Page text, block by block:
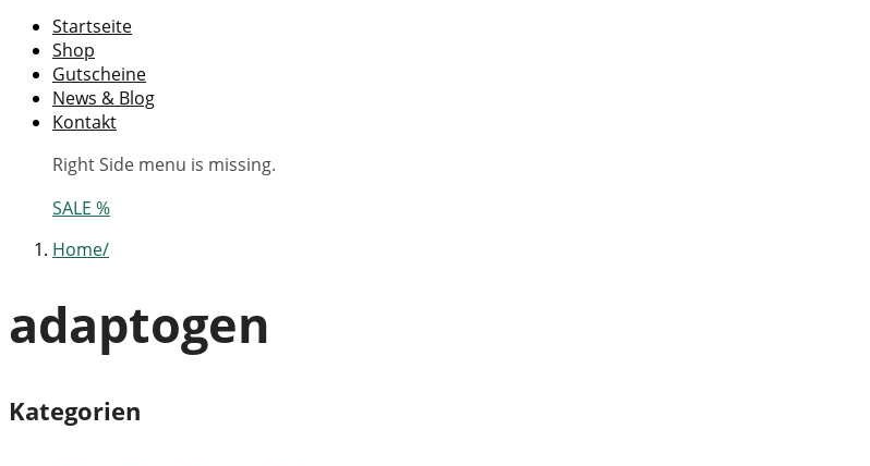
Startseite
Shop
Gutscheine
News & Blog
Kontakt
Right Side menu is missing.
SALE %
Home
adaptogen
Kategorien